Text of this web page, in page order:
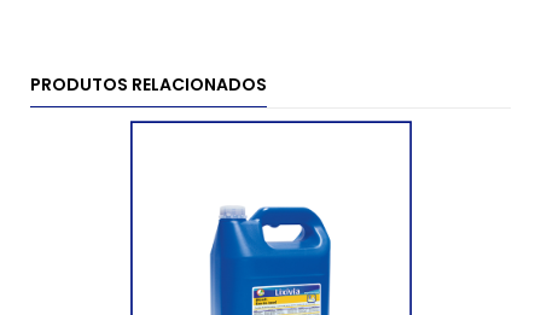
PRODUTOS RELACIONADOS